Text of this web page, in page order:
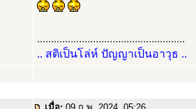
.....................................................
.. สติเป็นโล่ห์ ปัญญาเป็นอาวุธ ..